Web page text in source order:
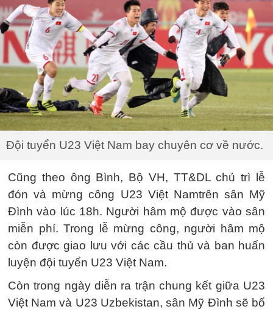
Đội tuyển U23 Việt Nam bay chuyên cơ về nước.
Cũng theo ông Bình, Bộ VH, TT&DL chủ trì lễ
đón và mừng công U23 Việt Namtrên sân Mỹ
Đình vào lúc 18h. Người hâm mộ được vào sân
miễn phí. Trong lễ mừng công, người hâm mộ
còn được giao lưu với các cầu thủ và ban huấn
luyện đội tuyển U23 Việt Nam.
Còn trong ngày diễn ra trận chung kết giữa U23
Việt Nam và U23 Uzbekistan, sân Mỹ Đình sẽ bố